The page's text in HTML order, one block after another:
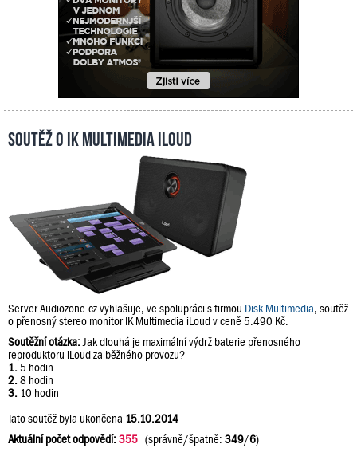
Soutěž o IK Multimedia iLoud
Server Audiozone.cz vyhlašuje, ve spolupráci s firmou Disk Multimedia, soutěž
o přenosný stereo monitor IK Multimedia iLoud v ceně 5.490 Kč.
Soutěžní otázka: Jak dlouhá je maximální výdrž baterie přenosného
reproduktoru iLoud za běžného provozu?
1. 5 hodin
2. 8 hodin
3. 10 hodin
Tato soutěž byla ukončena 15.10.2014
Aktuální počet odpovědí:355 (správně/špatně: 349/6)